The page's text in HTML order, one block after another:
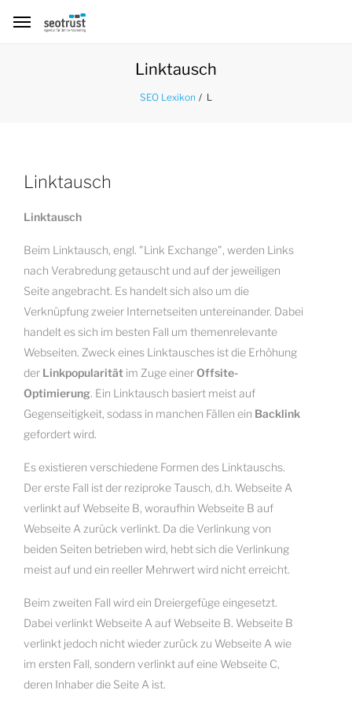
Linktausch
SEO Lexikon L
Linktausch
Linktausch
Beim Linktausch, engl. "Link Exchange", werden Links
nach Verabredung getauscht und auf der jeweiligen
Seite angebracht. Es handelt sich also um die
Verknüpfung zweier Internetseiten untereinander. Dabei
handelt es sich im besten Fall um themenrelevante
Webseiten. Zweck eines Linktausches ist die Erhöhung
der Linkpopularität im Zuge einerOffsite-
Optimierung. Ein Linktausch basiert meist auf
Gegenseitigkeit, sodass in manchen Fällen ein Backlink
gefordert wird.
Es existieren verschiedene Formen des Linktauschs.
Der erste Fall ist der reziproke Tausch, d.h. Webseite A
verlinkt auf Webseite B, woraufhin Webseite B auf
Webseite A zurück verlinkt. Da die Verlinkung von
beiden Seiten betrieben wird, hebt sich die Verlinkung
meist auf und ein reeller Mehrwert wird nicht erreicht.
Beim zweiten Fall wird ein Dreiergefüge eingesetzt.
Dabei verlinkt Webseite A auf Webseite B. Webseite B
verlinkt jedoch nicht wieder zurück zu Webseite A wie
im ersten Fall, sondern verlinkt auf eine Webseite C,
deren Inhaber die Seite A ist.